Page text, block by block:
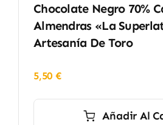
Chocolate Negro 70%
Almendras «La
Artesanía De Toro
5,50€
Añadir Al